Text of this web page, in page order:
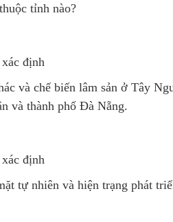
tỉnh nào?
định
và chế biến lâm sản ở Tây
và thành phố Đà Nẵng.
định
tự nhiên và hiện trạng phát